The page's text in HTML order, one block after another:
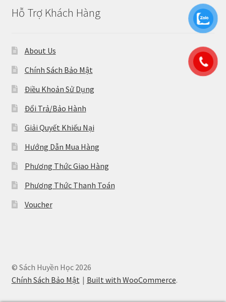
Hỗ Trợ Khách Hàng
About Us
Chính Sách Bảo Mật
Điều Khoản Sử Dụng
Đổi Trả/Bảo Hành
Giải Quyết Khiếu Nại
Hướng Dẫn Mua Hàng
Phương Thức Giao Hàng
Phương Thức Thanh Toán
Voucher
© Sách Huyền Học 2026
Chính Sách Bảo Mật
Built with WooCommerce.